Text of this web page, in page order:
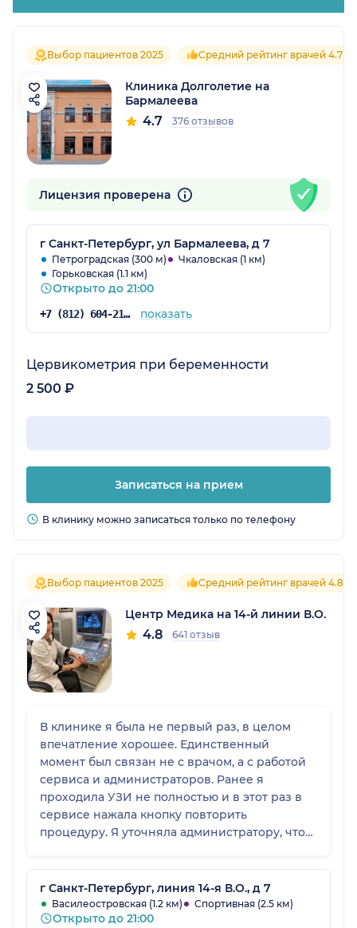
Выбор пациентов 2025 Средний рейтинг врачей 4.7
Клиника Долголетие на
Бармалеева
4.7 376 отзывов
Лицензия проверена
г Санкт-Петербург, ул Бармалеева, д 7
Петроградская (300 м)
Чкаловская (1 км)
Горьковская (1.1 км)
Открыто до 21:00
+7 (812) 604-21-66 показать
Цервикометрия при беременности
2 500 ₽
Записаться на прием
В клинику можно записаться только по телефону
Выбор пациентов 2025 Средний рейтинг врачей 4.8
Центр Медика на 14-й линии В.О.
4.8 641 отзыв
В клинике я была не первый раз, в целом
впечатление хорошее. Единственный
момент был связан не с врачом, а с работой
сервиса и администраторов. Ранее я
проходила УЗИ не полностью и в этот раз в
сервисе нажала кнопку повторить
процедуру. Я уточняла администратору, что
друг друга не до конца поняли, и в итоге мне
сделали полное УЗИ малого таза, то есть
другую процедуру. Я оплатила, так как
обследование уже было проведено, но
г Санкт-Петербург, линия 14-я В.О., д 7
Василеостровская (1.2 км) Спортивная (2.5 км)
Открыто до 21:00